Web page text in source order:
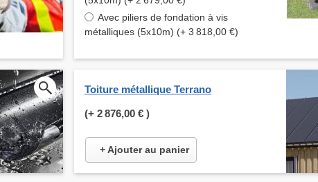
Avec piliers de fondation à vis
métalliques (5x10m) (+ 3 818,00 €)
Toiture métallique Terrano
(+ 2 876,00 € )
+ Ajouter au panier